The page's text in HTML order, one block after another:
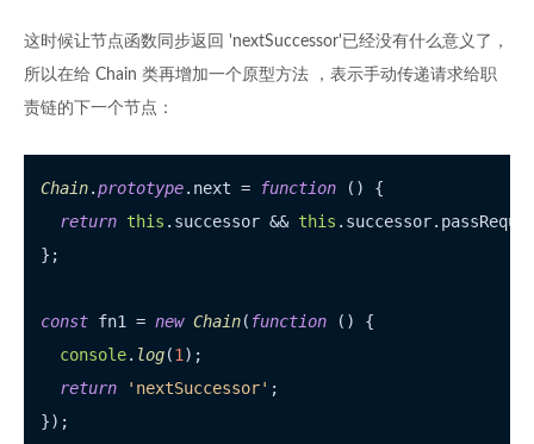
这时候让节点函数同步返回 'nextSuccessor'已经没有什么意义了，
所以在给 Chain 类再增加一个原型方法 ，表示手动传递请求给职
责链的下一个节点：
Chain.prototype. next = function ( ) {
return this . successor && this . successor.
};
const fn1 = new Chain( function ( ) {
console. log(1 );
return
'nextSuccessor' ;
});